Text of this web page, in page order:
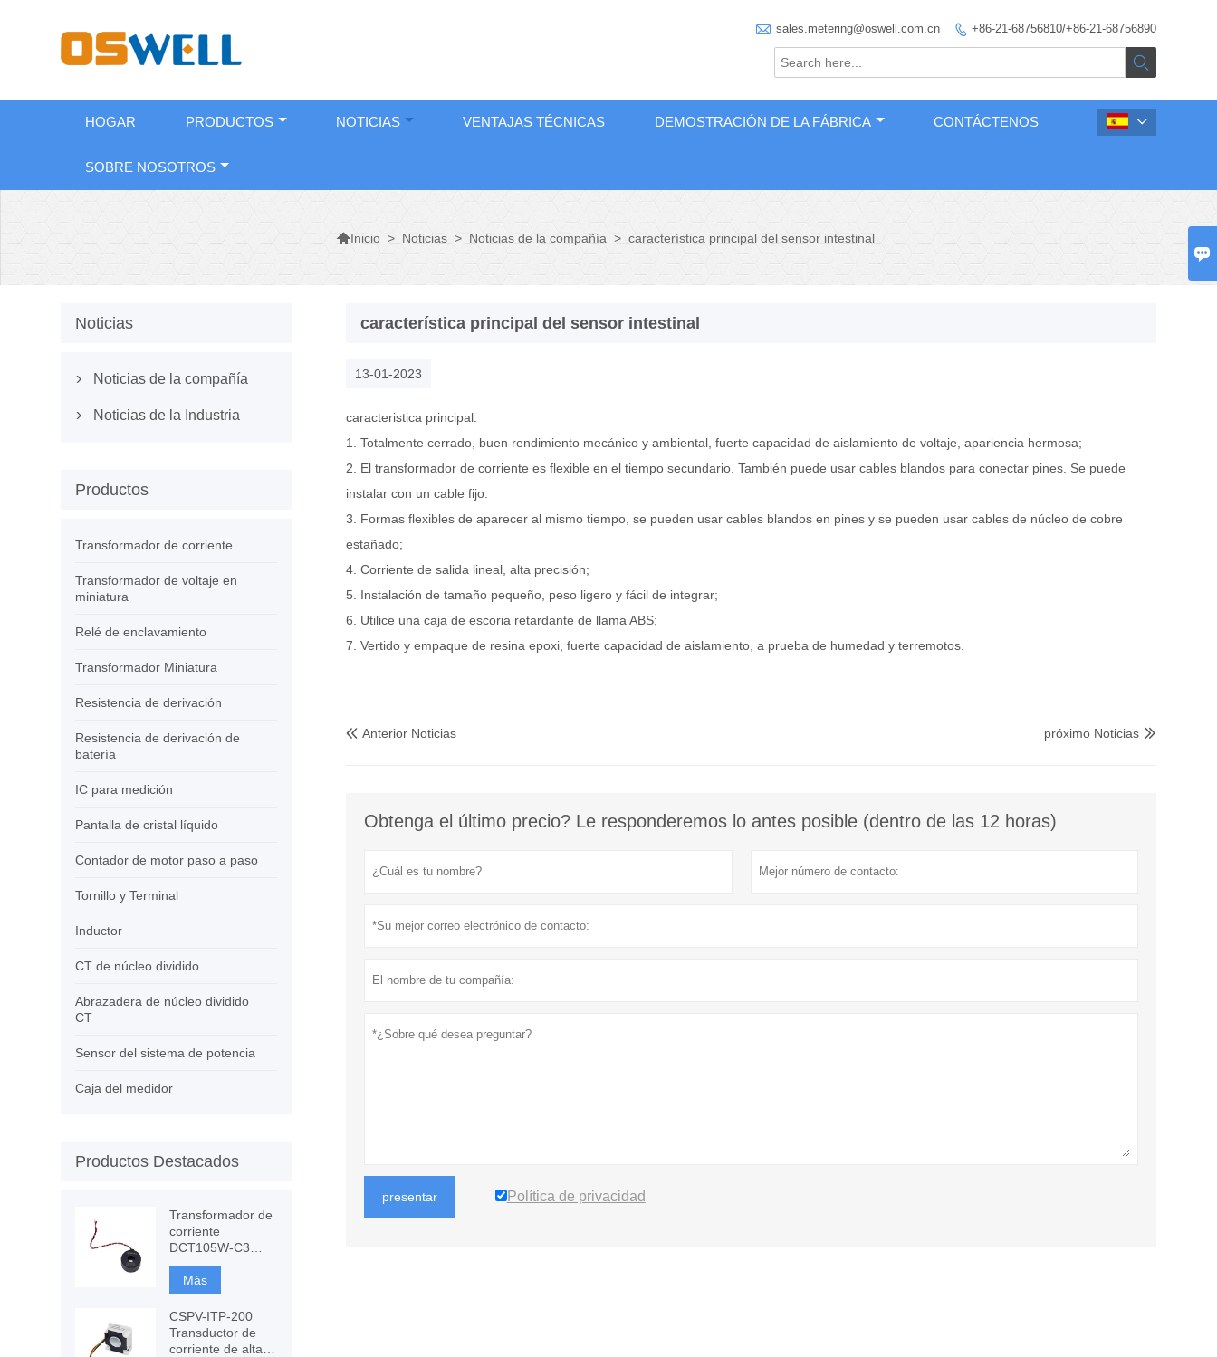

 sales.metering@oswell.com.cn  +86-21-68756810/+86-21-68756890

HOGAR PRODUCTOS NOTICIAS VENTAJAS TÉCNICAS DEMOSTRACIÓN DE LA FÁBRICA CONTÁCTENOS
SOBRE NOSOTROS

Inicio > Noticias > Noticias de la compañía > característica principal del sensor intestinal
característica principal del sensor intestinal
13-01-2023
caracteristica principal:
1. Totalmente cerrado, buen rendimiento mecánico y ambiental, fuerte capacidad de aislamiento de voltaje, apariencia hermosa;
2. El transformador de corriente es flexible en el tiempo secundario. También puede usar cables blandos para conectar pines. Se puede
instalar con un cable fijo.
3. Formas flexibles de aparecer al mismo tiempo, se pueden usar cables blandos en pines y se pueden usar cables de núcleo de cobre
estañado;
4. Corriente de salida lineal, alta precisión;
5. Instalación de tamaño pequeño, peso ligero y fácil de integrar;
6. Utilice una caja de escoria retardante de llama ABS;
7. Vertido y empaque de resina epoxi, fuerte capacidad de aislamiento, a prueba de humedad y terremotos.
 Anterior Noticias 
próximo Noticias
Obtenga el último precio? Le responderemos lo antes posible (dentro de las 12 horas)
presentar Política de privacidad
Noticias
 Noticias de la compañía
 Noticias de la Industria
Productos
Transformador de corriente
Transformador de voltaje en
miniatura
Relé de enclavamiento
Transformador Miniatura
Resistencia de derivación
Resistencia de derivación de
batería
IC para medición
Pantalla de cristal líquido
Contador de motor paso a paso
Tornillo y Terminal
Inductor
CT de núcleo dividido
Abrazadera de núcleo dividido
CT
Sensor del sistema de potencia
Caja del medidor
Productos Destacados
Transformador de
corriente
DCT105W-C3
120A con
inmunidad CC,
medición de CT
Más
CSPV-ITP-200
Transductor de
corriente de alta